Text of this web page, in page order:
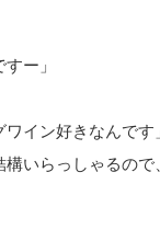
ー」
ワイン好きなんです
いらっしゃるので